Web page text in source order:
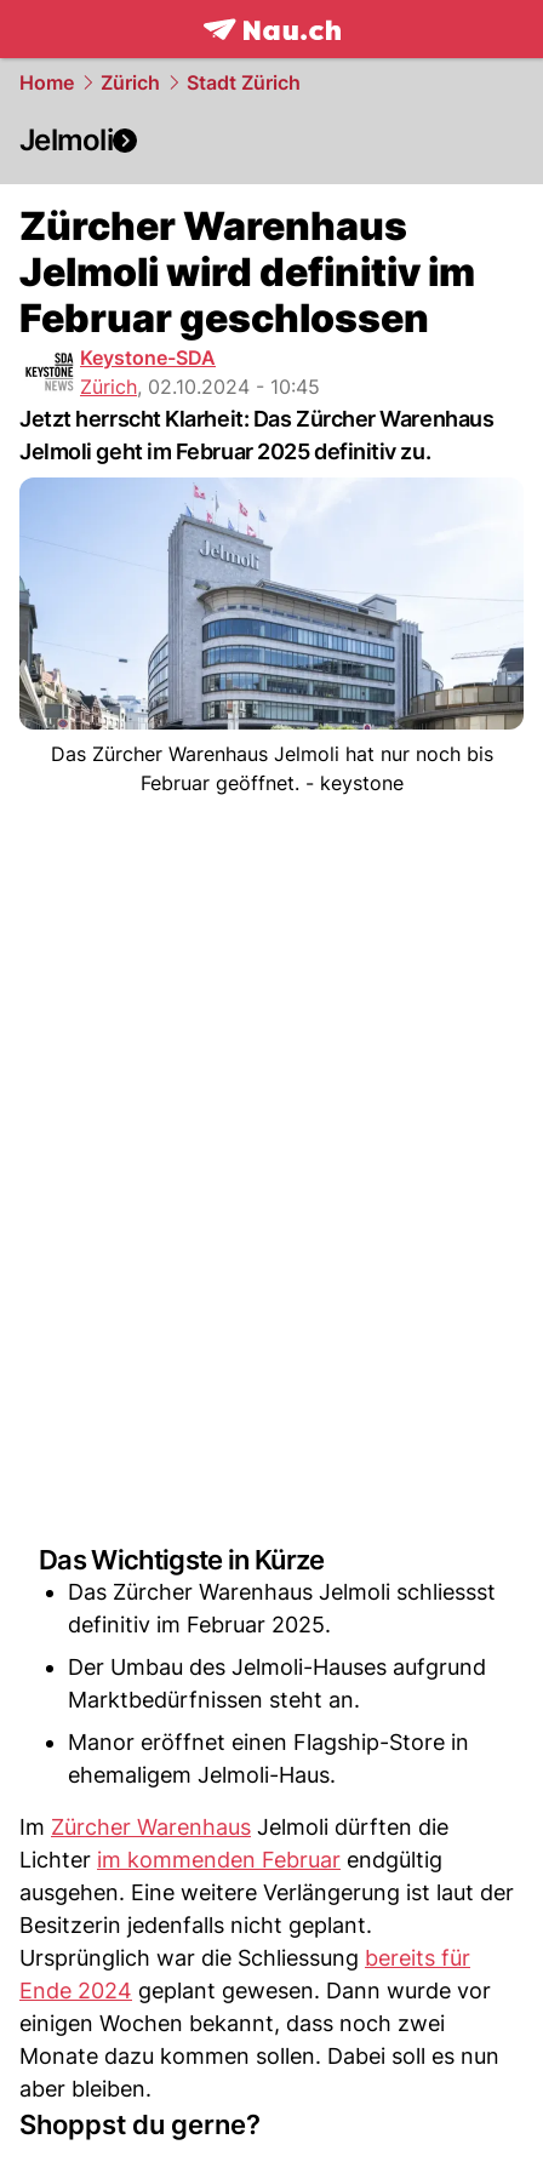
frontpage.NAU.ch
Home Zürich Stadt Zürich
Jelmoli
Zürcher Warenhaus
Jelmoli wird definitiv im
Februar geschlossen
Keystone-SDA
Zürich, 02.10.2024 - 10:45
Jetzt herrscht Klarheit: Das Zürcher Warenhaus
Jelmoli geht im Februar 2025 definitiv zu.
Das Zürcher Warenhaus Jelmoli hat nur noch bis
Februar geöffnet. - keystone
Das Wichtigste in Kürze
Das Zürcher Warenhaus Jelmoli schliessst
definitiv im Februar 2025.
Der Umbau des Jelmoli-Hauses aufgrund
Marktbedürfnissen steht an.
Manor eröffnet einen Flagship-Store in
ehemaligem Jelmoli-Haus.
Im Zürcher Warenhaus Jelmoli dürften die
Lichter im kommenden Februar endgültig
ausgehen. Eine weitere Verlängerung ist laut der
Besitzerin jedenfalls nicht geplant.
Ursprünglich war die Schliessung bereits für
Ende 2024 geplant gewesen. Dann wurde vor
einigen Wochen bekannt, dass noch zwei
Monate dazu kommen sollen. Dabei soll es nun
aber bleiben.
Shoppst du gerne?